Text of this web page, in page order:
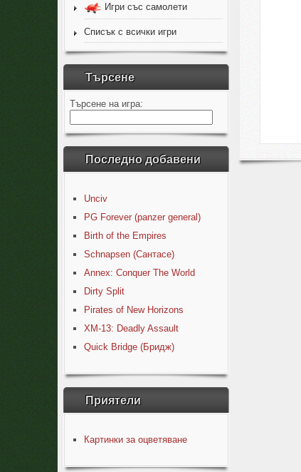
Игри със самолети
Списък с всички игри
Търсене
Търсене на игра:
Последно добавени
Unciv
PG Forever (panzer general)
Birth of the Empires
Schnapsen (Сантасе)
Annex: Conquer The World
Dirty Split
Pirates of New Horizons
XM-13: Deadly Assault
Quick Bridge (Бридж)
Приятели
Картинки за оцветяване